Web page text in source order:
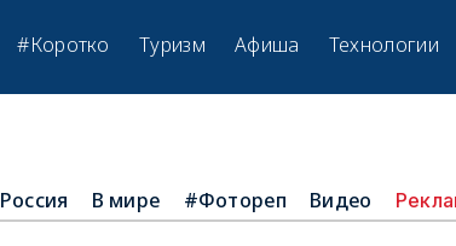
#Коротко Туризм Афиша Технологии
Россия В мире #Фотореп Видео